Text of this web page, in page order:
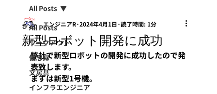
All Posts
ワークアウト
備忘録
文房具
インフラエンジニア
All Posts
新型ロボット開発に成功
エンジニアR 2024年4月1日 読了時間: 1分
弊社で新型ロボットの開発に成功したので発
表致します。
まずは新型1号機。